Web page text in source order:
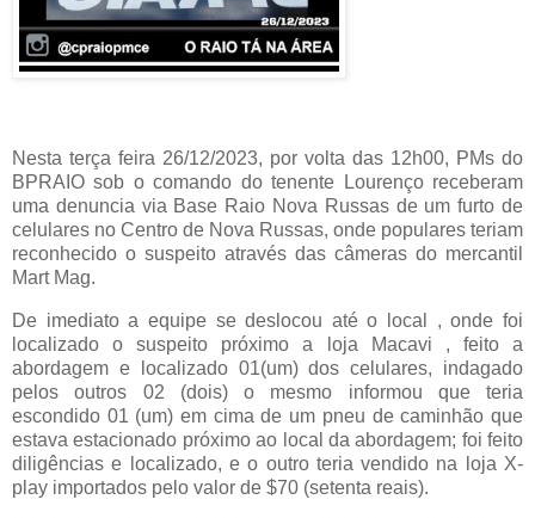
Nesta terça feira 26/12/2023, por volta das 12h00, PMs do
BPRAIO sob o comando do tenente Lourenço receberam
uma denuncia via Base Raio Nova Russas de um furto de
celulares no Centro de Nova Russas, onde populares teriam
reconhecido o suspeito através das câmeras do mercantil
Mart Mag.
De imediato a equipe se deslocou até o local , onde foi
localizado o suspeito próximo a loja Macavi , feito a
abordagem e localizado 01(um) dos celulares, indagado
pelos outros 02 (dois) o mesmo informou que teria
escondido 01 (um) em cima de um pneu de caminhão que
estava estacionado próximo ao local da abordagem; foi feito
diligências e localizado, e o outro teria vendido na loja X-
play importados pelo valor de $70 (setenta reais).